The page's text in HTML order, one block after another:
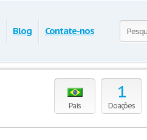
Blog Contate-nos
País
1
Doações